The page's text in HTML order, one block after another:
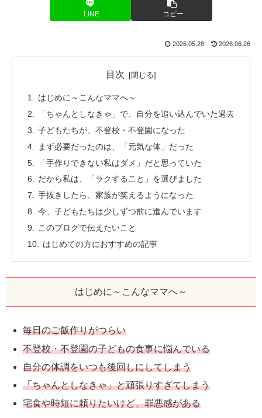
LINE コピー
2026.05.28 2026.06.26
目次
はじめに～こんなママへ～
「ちゃんとしなきゃ」で、自分を追い込んでいた過去
子どもたちが、不登校・不登園になった
まず必要だったのは、「元気な体」だった
「手作りできない私はダメ」だと思っていた
だから私は、「ラクすること」を選びました
手抜きしたら、家族が笑えるようになった
今、子どもたちは少しずつ前に進んでいます
このブログで伝えたいこと
はじめての方におすすめの記事
はじめに～こんなママへ～
毎日のご飯作りがつらい
不登校・不登園の子どもの食事に悩んでいる
自分の体調をいつも後回しにしてしまう
「ちゃんとしなきゃ」と頑張りすぎてしまう
宅食や時短に頼りたいけど、罪悪感がある